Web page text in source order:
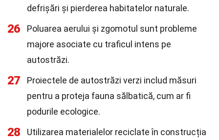
defrișări și pierderea habitatelor naturale.
26
Poluarea aerului și zgomotul sunt probleme
majore asociate cu traficul intens pe
autostrăzi.
27
Proiectele de autostrăzi verzi includ măsuri
pentru a proteja fauna sălbatică, cum ar fi
podurile ecologice.
28
Utilizarea materialelor reciclate în construcția